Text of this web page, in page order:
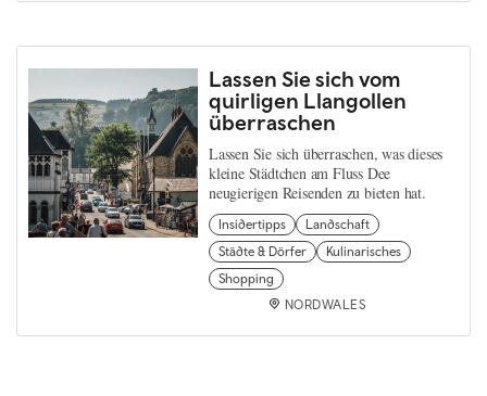
Lassen Sie sich vom
quirligen Llangollen
überraschen
Lassen Sie sich überraschen, was dieses
kleine Städtchen am Fluss Dee
neugierigen Reisenden zu bieten hat.
Insidertipps
Landschaft
Städte & Dörfer
Kulinarisches
Shopping
NORDWALES